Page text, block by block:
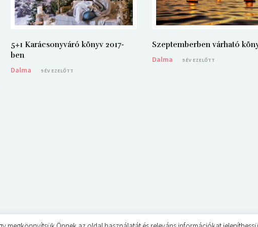
5+1 Karácsonyváró könyv 2017-
ben
Dalma
9 ÉV EZELŐTT
Szeptemberben várható
Dalma
9 ÉV EZELŐTT